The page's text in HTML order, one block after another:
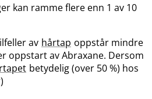
kan ramme flere enn 1 av 10
av hårtap oppstår mindre
oppstart av Abraxane. Dersom
betydelig (over 50 %) hos